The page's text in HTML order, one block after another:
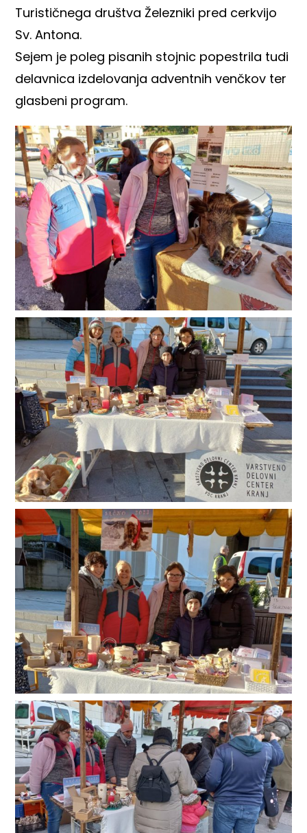
Turističnega društva Železniki pred cerkvijo
Sv. Antona.
Sejem je poleg pisanih stojnic popestrila tudi
delavnica izdelovanja adventnih venčkov ter
glasbeni program.